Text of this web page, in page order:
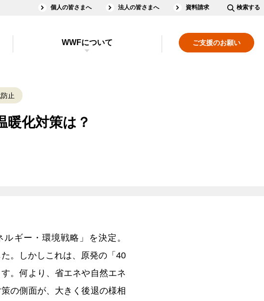
個人の皆さまへ 法人の皆さまへ 資料請求 検索する
ご支援のお願い
WWFについて
止
暖化対策は？
ギー・環境戦略」を決定。
。しかしこれは、原発の「40
。何より、省エネや自然エネ
の側面が、大きく後退の様相